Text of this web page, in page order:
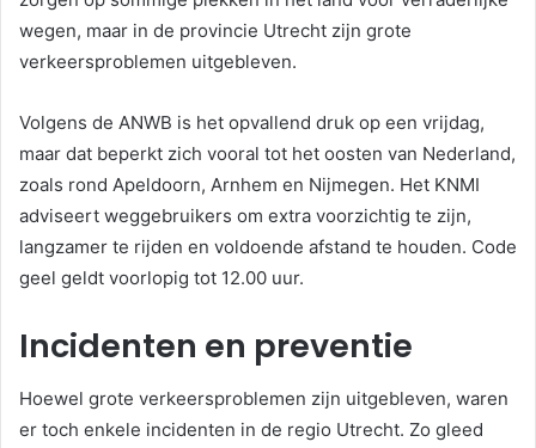
wegen, maar in de provincie Utrecht zijn grote
verkeersproblemen uitgebleven.
Volgens de ANWB is het opvallend druk op een vrijdag,
maar dat beperkt zich vooral tot het oosten van Nederland,
zoals rond Apeldoorn, Arnhem en Nijmegen. Het KNMI
adviseert weggebruikers om extra voorzichtig te zijn,
langzamer te rijden en voldoende afstand te houden. Code
geel geldt voorlopig tot 12.00 uur.
Incidenten en preventie
Hoewel grote verkeersproblemen zijn uitgebleven, waren
er toch enkele incidenten in de regio Utrecht. Zo gleed